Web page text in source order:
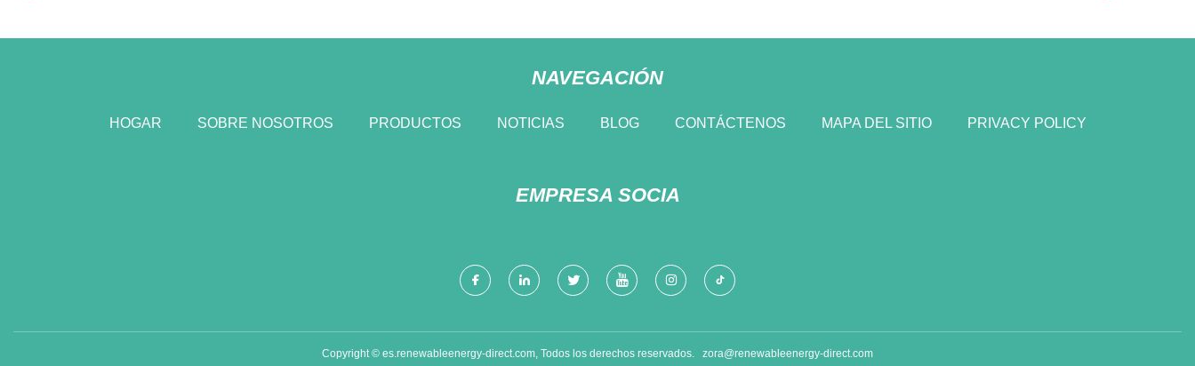
NAVEGACIÓN
HOGAR SOBRE NOSOTROS PRODUCTOS NOTICIAS BLOG CONTÁCTENOS MAPA DEL SITIO PRIVACY POLICY
EMPRESA SOCIA
Copyright © es.renewableenergy-direct.com, Todos los derechos reservados. zora@renewableenergy-direct.com